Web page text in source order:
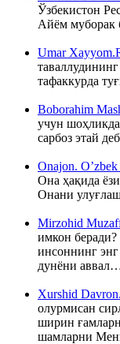
Ўзбекистон
Айём
Umar
тафаккурда
Boborahim
учун
сарбоз этай
Onajon.
Она ҳақида
Онани
Mirzohid
имкон
инсоннинг
дунёни
Xurshid
олурмисан
ширин
шамларни